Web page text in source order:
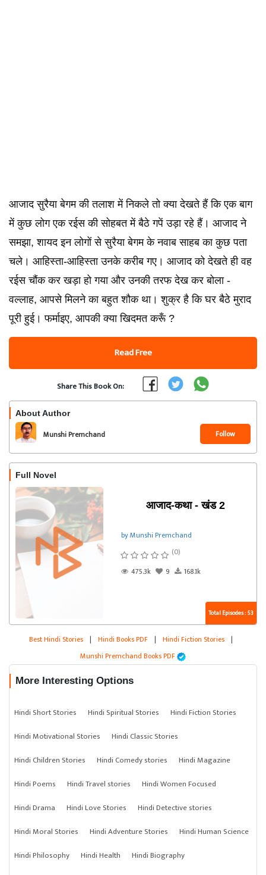
आजाद सुरैया बेगम की तलाश में निकले तो क्या देखते हैं कि एक बाग
में कुछ लोग एक रईस की सोहबत में बैठे गपें उड़ा रहे हैं। आजाद ने
समझा, शायद इन लोगों से सुरैया बेगम के नवाब साहब का कुछ पता
चले। आहिस्ता-आहिस्ता उनके करीब गए। आजाद को देखते ही वह
रईस चौंक कर खड़ा हो गया और उनकी तरफ देख कर बोला -
वल्लाह, आपसे मिलने का बहुत शौक था। शुक्र है कि घर बैठे मुराद
पूरी हुई। फर्माइए, आपकी क्या खिदमत करूँ ?
Read Free
Share This Book On:
About Author
Munshi Premchand Follow
Full Novel
आजाद-कथा - खंड 2
by Munshi Premchand
(0)
475.3k
9 168.1k
Total Episodes : 53
Best Hindi Stories | Hindi Books PDF | Hindi Fiction Stories |
Munshi Premchand Books PDF
More Interesting Options
Hindi Short Stories Hindi Spiritual Stories
Hindi Fiction Stories
Hindi Motivational Stories
Hindi Classic Stories
Hindi Children Stories
Hindi Comedy stories
Hindi Magazine
Hindi Poems
Hindi Travel stories
Hindi Women Focused
Hindi Drama
Hindi Love Stories
Hindi Detective stories
Hindi Moral Stories
Hindi Adventure Stories
Hindi Human Science
Hindi Philosophy
Hindi Health
Hindi Biography